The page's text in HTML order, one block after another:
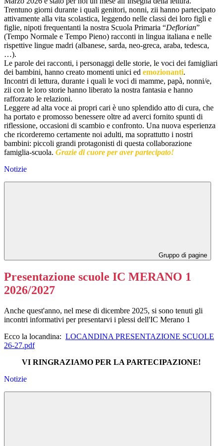
Trentuno giorni durante i quali genitori, nonni, zii hanno partecipato
attivamente alla vita scolastica, leggendo nelle classi dei loro figli e
figlie, nipoti frequentanti la nostra Scuola Primaria “Deflorian”
(Tempo Normale e Tempo Pieno) racconti in lingua italiana e nelle
rispettive lingue madri (albanese, sarda, neo-greca, araba, tedesca,
…).
Le parole dei racconti, i personaggi delle storie, le voci dei famigliari
dei bambini, hanno creato momenti unici ed emozionanti.
Incontri di lettura, durante i quali le voci di mamme, papà, nonni/e,
zii con le loro storie hanno liberato la nostra fantasia e hanno
rafforzato le relazioni.
Leggere ad alta voce ai propri cari è uno splendido atto di cura, che
ha portato e promosso benessere oltre ad averci fornito spunti di
riflessione, occasioni di scambio e confronto. Una nuova esperienza
che ricorderemo certamente noi adulti, ma soprattutto i nostri
bambini: piccoli grandi protagonisti di questa collaborazione
famiglia-scuola. Grazie di cuore per aver partecipato!
Notizie
Gruppo di pagine
Presentazione scuole IC MERANO 1
2026/2027
Anche quest'anno, nel mese di dicembre 2025, si sono tenuti gli
incontri informativi per presentarvi i plessi dell'IC Merano 1
Ecco la locandina: LOCANDINA PRESENTAZIONE SCUOLE
26-27.pdf
VI RINGRAZIAMO PER LA PARTECIPAZIONE!
Notizie